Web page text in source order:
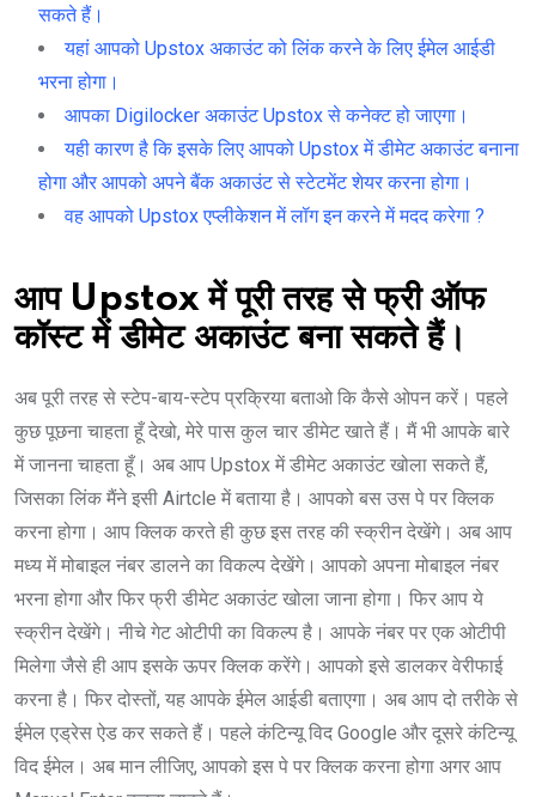
सकते हैं।
यहां आपको Upstox अकाउंट को लिंक करने के लिए ईमेल आईडी
भरना होगा।
आपका Digilocker अकाउंट Upstox से कनेक्ट हो जाएगा।
यही कारण है कि इसके लिए आपको Upstox में डीमेट अकाउंट बनाना
होगा और आपको अपने बैंक अकाउंट से स्टेटमेंट शेयर करना होगा।
वह आपको Upstox एप्लीकेशन में लॉग इन करने में मदद करेगा ?
आप Upstox में पूरी तरह से फ्री ऑफ
कॉस्ट में डीमेट अकाउंट बना सकते हैं।
अब पूरी तरह से स्टेप-बाय-स्टेप प्रक्रिया बताओ कि कैसे ओपन करें। पहले
कुछ पूछना चाहता हूँ देखो, मेरे पास कुल चार डीमेट खाते हैं। मैं भी आपके बारे
में जानना चाहता हूँ। अब आप Upstox में डीमेट अकाउंट खोला सकते हैं,
जिसका लिंक मैंने इसी Airtcle में बताया है। आपको बस उस पे पर क्लिक
करना होगा। आप क्लिक करते ही कुछ इस तरह की स्क्रीन देखेंगे। अब आप
मध्य में मोबाइल नंबर डालने का विकल्प देखेंगे। आपको अपना मोबाइल नंबर
भरना होगा और फिर फ्री डीमेट अकाउंट खोला जाना होगा। फिर आप ये
स्क्रीन देखेंगे। नीचे गेट ओटीपी का विकल्प है। आपके नंबर पर एक ओटीपी
मिलेगा जैसे ही आप इसके ऊपर क्लिक करेंगे। आपको इसे डालकर वेरीफाई
करना है। फिर दोस्तों, यह आपके ईमेल आईडी बताएगा। अब आप दो तरीके से
ईमेल एड्रेस ऐड कर सकते हैं। पहले कंटिन्यू विद Google और दूसरे कंटिन्यू
विद ईमेल। अब मान लीजिए, आपको इस पे पर क्लिक करना होगा अगर आप